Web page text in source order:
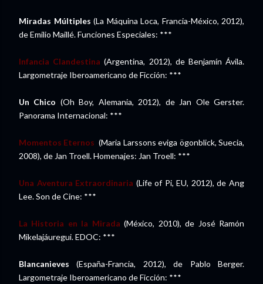
Miradas Múltiples (La Máquina Loca, Francia-México, 2012),
de Emilio Maillé. Funciones Especiales: ***
Infancia Clandestina (Argentina, 2012), de Benjamín Ávila.
Largometraje Iberoamericano de Ficción: ***
Un Chico (Oh Boy, Alemania, 2012), de Jan Ole Gerster.
Panorama Internacional: ***
Momentos Eternos (Maria Larssons eviga ögonblick, Suecia,
2008), de Jan Troell. Homenajes: Jan Troell: ***
Una Aventura Extraordinaria (Life of Pi, EU, 2012), de Ang
Lee. Son de Cine: ***
La Historia en la Mirada (México, 2010), de José Ramón
Mikelajáuregui. EDOC: ***
Blancanieves (España-Francia, 2012), de Pablo Berger.
Largometraje Iberoamericano de Ficción: ***